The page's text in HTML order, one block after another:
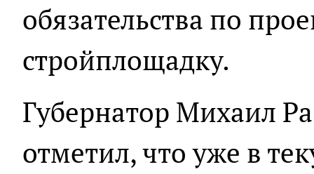
обязательства по
стройплощадку.
Губернатор Михаил
отметил, что уже в